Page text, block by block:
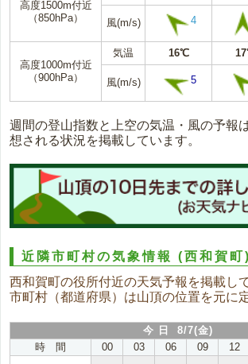
高度1500m付近
（850hPa）
風(m/s) 4
高度1000m付近
（900hPa）
気温 16℃
風(m/s) 5
週間の登山指数と上空の気温・風の予報
想される状況を掲載しています。
近隣市町村の気象情報(西和賀町)
西和賀町の役所付近の天気予報を掲載し
市町村（都道府県）は山頂の位置を元に
今 日 8/7(金)
時 間
00 03 06 09 12